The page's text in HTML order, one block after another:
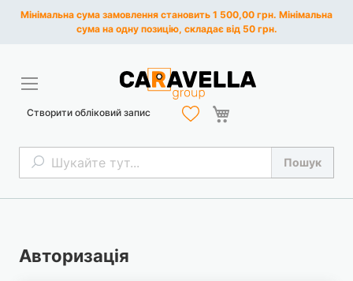
Мінімальна сума замовлення становить 1 500,00 грн. Мінімальна
сума на одну позицію, складає від 50 грн.
Пошук Пошук
Створити обліковий запис
Авторизація